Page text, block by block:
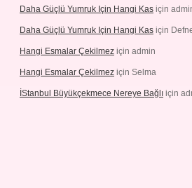
Daha Güçlü Yumruk Için Hangi Kas için
Daha Güçlü Yumruk Için Hangi Kas için
Hangi Esmalar Çekilmez için admin
Hangi Esmalar Çekilmez için Selma
İStanbul Büyükçekmece Nereye Bağlı için